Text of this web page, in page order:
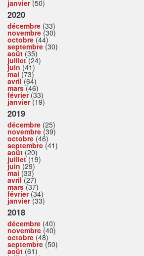
janvier(50)
2020
décembre (33)
novembre (30)
octobre (44)
septembre (30)
août (35)
juillet(24)
juin (41)
mai (73)
avril(64)
mars(46)
février(33)
janvier(19)
2019
décembre (25)
novembre (39)
octobre (46)
septembre (41)
août (20)
juillet(19)
juin (29)
mai (33)
avril(27)
mars(37)
février(34)
janvier(33)
2018
décembre (40)
novembre (40)
octobre (48)
septembre (50)
août (61)